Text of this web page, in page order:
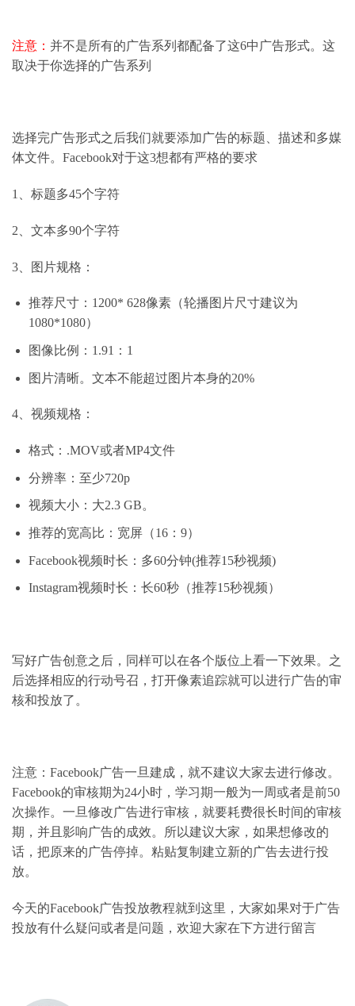
注意： 并不是所有的广告系列都配备了这6中广告形式。这
取决于你选择的广告系列
选择完广告形式之后我们就要添加广告的标题、描述和多媒
体文件。Facebook对于这3想都有严格的要求
1、标题多45个字符
2、文本多90个字符
3、图片规格：
推荐尺寸：1200* 628像素（轮播图片尺寸建议为
1080*1080）
图像比例：1.91：1
图片清晰。文本不能超过图片本身的20%
4、视频规格：
格式：.MOV或者MP4文件
分辨率：至少720p
视频大小：大2.3 GB。
推荐的宽高比：宽屏（16：9）
Facebook视频时长：多60分钟(推荐15秒视频)
Instagram视频时长：长60秒（推荐15秒视频）
写好广告创意之后，同样可以在各个版位上看一下效果。之
后选择相应的行动号召，打开像素追踪就可以进行广告的审
核和投放了。
注意：Facebook广告一旦建成，就不建议大家去进行修改。
Facebook的审核期为24小时，学习期一般为一周或者是前50
次操作。一旦修改广告进行审核，就要耗费很长时间的审核
期，并且影响广告的成效。所以建议大家，如果想修改的
话，把原来的广告停掉。粘贴复制建立新的广告去进行投
放。
今天的Facebook广告投放教程就到这里，大家如果对于广告
投放有什么疑问或者是问题，欢迎大家在下方进行留言